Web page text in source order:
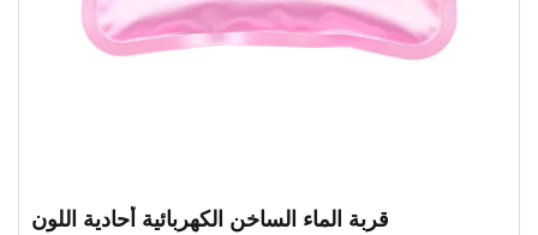
قربة الماء الساخن الكهربائية أحادية اللون